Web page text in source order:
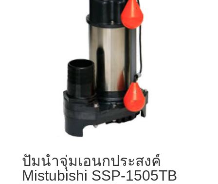
ปั๊มน้ำจุ่มเอนกประสงค์
Mistubishi SSP-1505TB